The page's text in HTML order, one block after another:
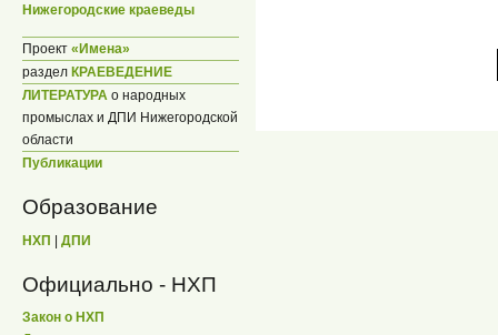
Нижегородские краеведы
Проект «Имена»
раздел КРАЕВЕДЕНИЕ
ЛИТЕРАТУРА о народных
промыслах и ДПИ Нижегородской
области
Публикации
Образование
НХП | ДПИ
Официально - НХП
Закон о НХП